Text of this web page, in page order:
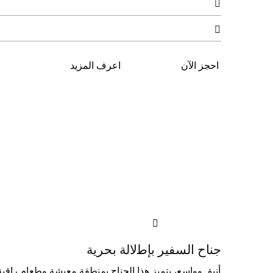


احجز الآن اعرف المزيد

ﺟﻨﺎح اﻟﺴﻔﻴﺮ ﺑﺈﻃلاﻟﺔ ﺑﺤﺮﻳﺔ
أﻧﻴﻖ وواﺳﻊ، ﻳﺘﻤﻴﺰ ﻫﺬا اﻟﺠﻨﺎح ﺑﻤﻨﻄﻘﺔ ﻣﻌﻴﺸﺔ وﻃﻌﺎم